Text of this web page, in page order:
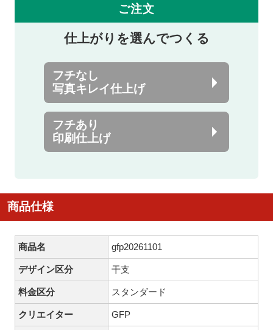
ご注文
仕上がりを選んでつくる
フチなし
写真キレイ仕上げ
フチあり
印刷仕上げ
商品仕様
商品名 gfp20261101
デザイン区分 干支
料金区分 スタンダード
クリエイター GFP